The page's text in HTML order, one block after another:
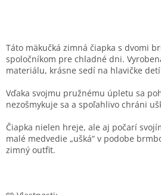
Táto mäkučká zimná čiapka s dvomi
spoločníkom pre chladné dni.
materiálu, krásne sedí na hlavičke
Vďaka svojmu pružnému úpletu sa
nezošmykuje sa a spoľahlivo chráni
Čiapka nielen hreje, ale aj počarí
malé medvedie „ušká“ v podobe
zimný outfit.